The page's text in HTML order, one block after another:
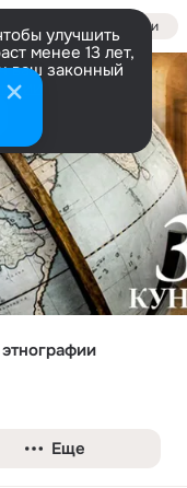
Войти
улучшить
менее 13 лет,
ваш законный
Еще